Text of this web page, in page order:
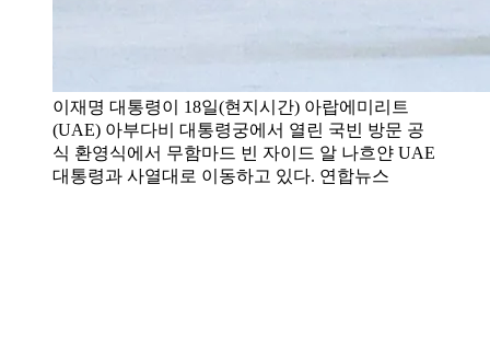
이재명 대통령이 18일(현지시간) 아랍에미리트
(UAE) 아부다비 대통령궁에서 열린 국빈 방문 공
식 환영식에서 무함마드 빈 자이드 알 나흐얀 UAE
대통령과 사열대로 이동하고 있다. 연합뉴스